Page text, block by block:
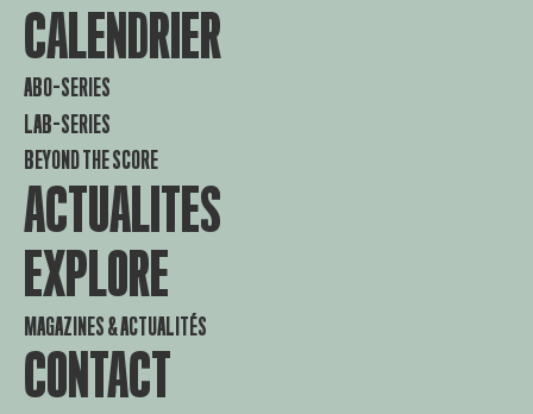
CALENDRIER
ABO-SERIES
LAB-SERIES
BEYOND THE SCORE
ACTUALITES
EXPLORE
MAGAZINES & ACTUALITÉS
CONTACT